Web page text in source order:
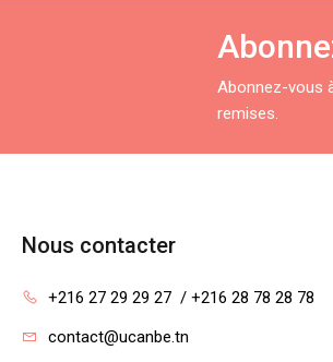
Abonnez-vous
remises.
Nous contacter
+216 27 29 29 27  / +216 28 78 28 78
contact@ucanbe.tn